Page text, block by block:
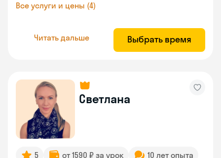
Все услуги и цены (4)
Читать дальше Выбрать время
Светлана
5 от 1590 ₽ за урок
10 лет опыта